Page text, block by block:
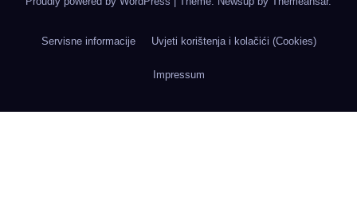
Servisne informacije Uvjeti korištenja i kolačići (Cookies)
Impressum